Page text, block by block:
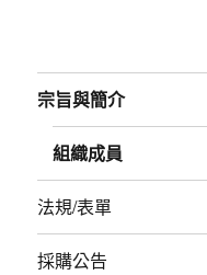
宗旨與簡介
組織成員
法規/表單
採購公告